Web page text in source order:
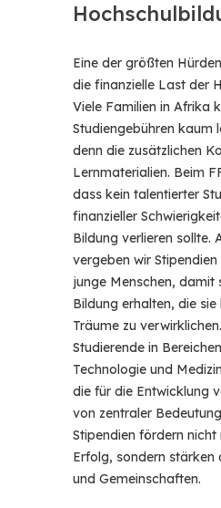
Eine der größten
die finanzielle Last der
Viele Familien in Afrika
Studiengebühren kaum
denn die zusätzlichen
Lernmaterialien. Beim
dass kein talentierter
finanzieller
Bildung verlieren sollte.
vergeben wir
junge Menschen, damit
Bildung erhalten, die
Träume zu
Studierende in
Technologie und
die für die Entwicklung
von zentraler
Stipendien fördern nicht
Erfolg, sondern stärken
und Gemeinschaften.